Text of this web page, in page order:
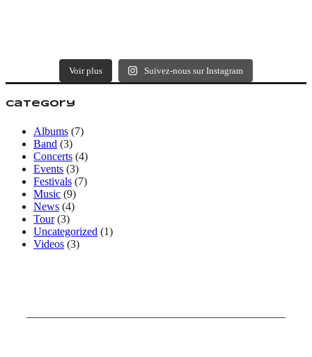
Voir plus Suivez-nous sur Instagram
Category
Albums (7)
Band (3)
Concerts (4)
Events (3)
Festivals (7)
Music (9)
News (4)
Tour(3)
Uncategorized (1)
Videos (3)